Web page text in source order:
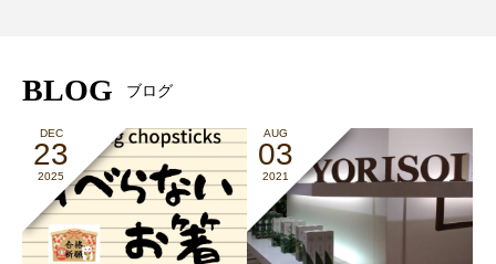
BLOG ブログ
DEC
23
2025
AUG
03
2021